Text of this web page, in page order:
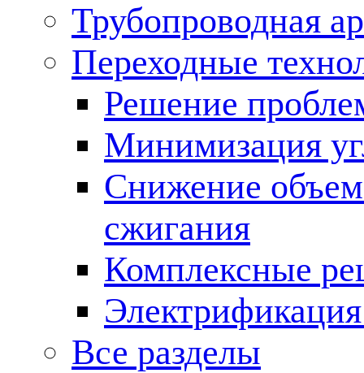
Трубопроводная
Переходные
Решение
Минимизация
Снижение
сжигания
Комплексные
Все разделы